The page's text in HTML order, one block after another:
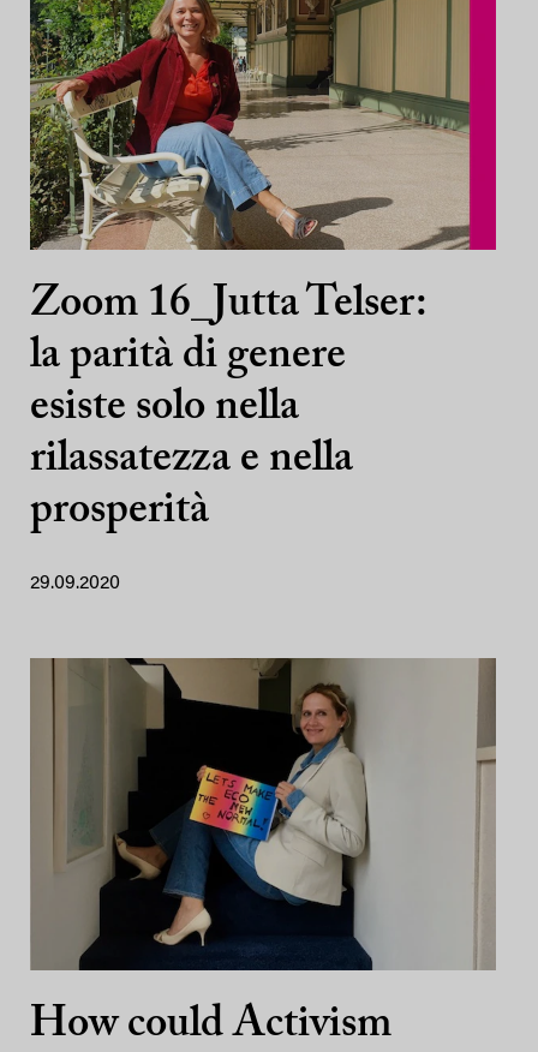
Zoom 16_Jutta Telser:
la parità di genere
esiste solo nella
rilassatezza e nella
prosperità
29.09.2020
How could Activism